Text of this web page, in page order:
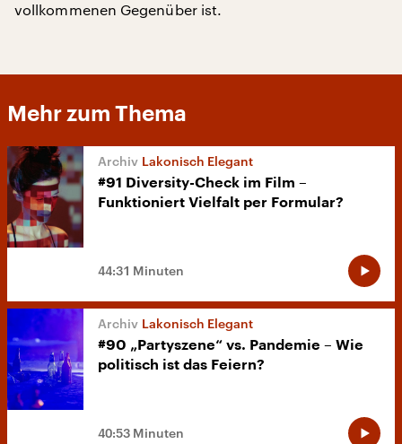
vollkommenen Gegenüber ist.
Mehr zum Thema
Lakonisch Elegant
#91 Diversity-Check im Film –
Funktioniert Vielfalt per Formular?
44:31 Minuten
Lakonisch Elegant
#90 „Partyszene“ vs. Pandemie – Wie
politisch ist das Feiern?
40:53 Minuten